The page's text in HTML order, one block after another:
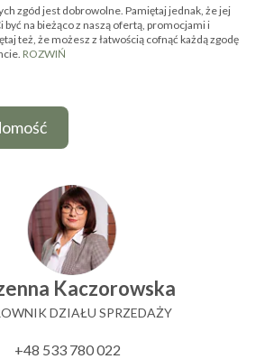
zgód jest dobrowolne. Pamiętaj jednak, że jej
na bieżąco z naszą ofertą, promocjami i
też, że możesz z łatwością cofnąć każdą zgodę
ROZWIŃ
Kaczorowska
DZIAŁU SPRZEDAŻY
+48 533 780 022